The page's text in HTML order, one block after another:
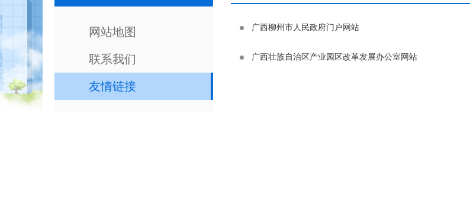
网站地图
联系我们
友情链接
广西柳州市人民政府门户网站
广西壮族自治区产业园区改革发展办公室网站